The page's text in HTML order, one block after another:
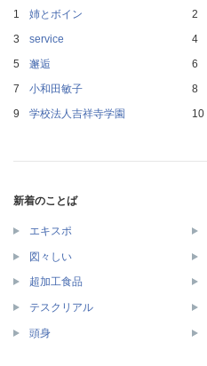
姉とボイン
service
邂逅
小和田敏子
学校法人吉祥寺学園
新着のことば
エキスポ
図々しい
超加工食品
テスクリアル
頭身